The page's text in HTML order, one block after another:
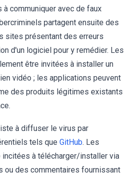
communiquer avec de faux
partagent ensuite des
sites présentant des erreurs
d'un logiciel pour y remédier. Les
être invitées à installer un
vidéo ; les applications peuvent
des produits légitimes existants
à diffuser le virus par
tels que GitHub. Les
à télécharger/installer via
ou des commentaires fournissant